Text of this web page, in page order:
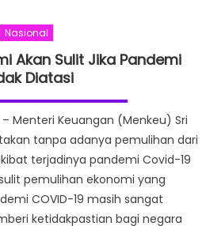
Dalam
dari
Kualitas
Udara
Buruk
Nasional
Akan Sulit Jika Pandemi
Diatasi
Menteri Keuangan (Menkeu) Sri
tanpa adanya pemulihan dari
terjadinya pandemi Covid-19
pemulihan ekonomi yang
COVID-19 masih sangat
ketidakpastian bagi negara